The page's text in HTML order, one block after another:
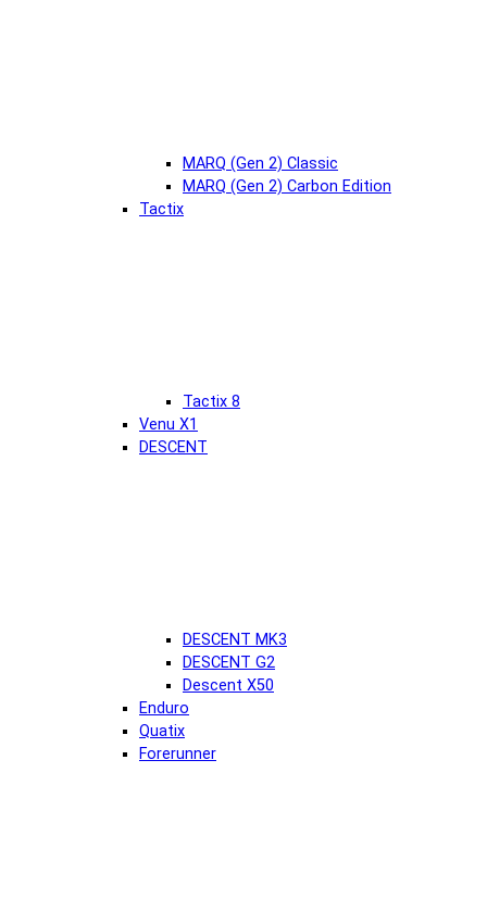
MARQ (Gen 2) Classic
MARQ (Gen 2) Carbon Edition
Tactix
Tactix 8
Venu X1
DESCENT
DESCENT MK3
DESCENT G2
Descent X50
Enduro
Quatix
Forerunner